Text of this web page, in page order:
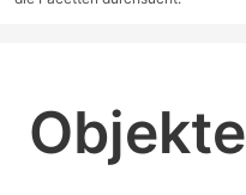
Objekte